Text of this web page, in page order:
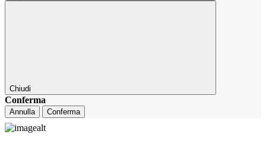
Chiudi
Conferma
Annulla Conferma